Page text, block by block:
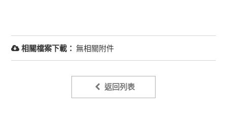
相關檔案下載： 無相關附件
返回列表